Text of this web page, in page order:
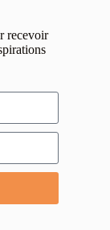
recevoir